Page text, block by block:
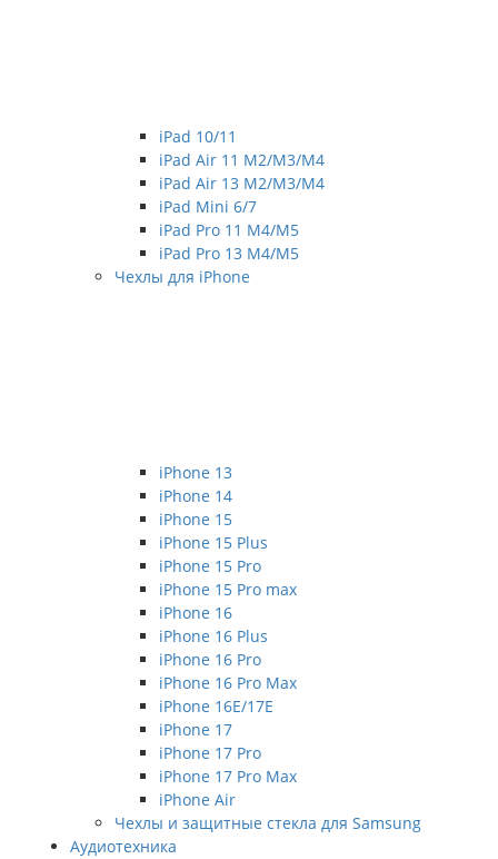
iPad 10/11
iPad Air 11 M2/M3/M4
iPad Air 13 M2/M3/M4
iPad Mini 6/7
iPad Pro 11 M4/M5
iPad Pro 13 M4/M5
Чехлы для iPhone
iPhone 13
iPhone 14
iPhone 15
iPhone 15 Plus
iPhone 15 Pro
iPhone 15 Pro max
iPhone 16
iPhone 16 Plus
iPhone 16 Pro
iPhone 16 Pro Max
iPhone 16E/17E
iPhone 17
iPhone 17 Pro
iPhone 17 Pro Max
iPhone Air
Чехлы и защитные стекла для Samsung
Аудиотехника